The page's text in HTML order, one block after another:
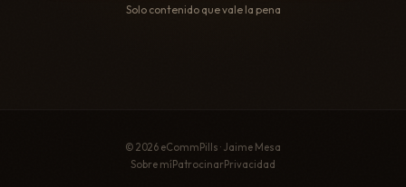
Solo contenido que vale la pena
© 2026 eCommPills · Jaime Mesa
Sobre míPatrocinarPrivacidad